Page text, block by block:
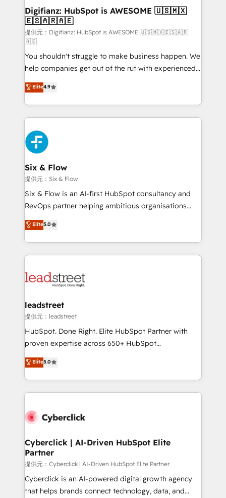
Transformation / Web Development • RevOps &
Sales Consulting • Marketing Automation What
makes us different? 🚀 Top 0.5% of global HubSpot
agencies ⚙️ The strongest technical ability and
integration capabilities 💼 Consultative, long-term
partners who will embed ourselves into your
business, processes and systems 🏢 We specialise in
working with mid-market and enterprise
organisations, global organisations and those with
complex use cases 🏆 CRM Implementation,
Platform Enablement, Custom Integration and
Onboarding Accredited 🔐 ISO27001 & ISO9001
Certified
Digifianz: HubSpot is AWESOME 🇺🇸🇲🇽
🇪🇸🇦🇷🇦🇪
提供元：Digifianz: HubSpot is AWESOME 🇺🇸🇲🇽🇪🇸🇦🇷
🇦🇪
You shouldn't struggle to make business happen. We
help companies get out of the rut with experienced,
process-oriented teams implementing HubSpot
Marketing, Sales, Service, CMS and Operations Hub,
so selling and actually engaging with your customers
feels easy and pain-free. We are a top ranked
HubSpot Elite Partner, winner of Rookie of the Year
and Customer First Awards, 4.9/5 rating in HubSpot
Reviews and 4.9/5 rating in Clutch Reviews. Digifianz
helps the following industries: logistics & 3PL, home
improvement & construction, branding and
commercialization, real estate, health, education,
SaaS, Software Dev & IT and consulting, make the
the United States, EU, UAE, Mexico and Latin
America. From casual user to super fan: make
Elite4.9
Six & Flow
提供元：Six & Flow
Six & Flow is an AI-first HubSpot consultancy and
RevOps partner helping ambitious organisations
grow with clarity, confidence, and intelligence.
Operating across the UK, Netherlands, Ireland, and
Canada, we’ve delivered thousands of successful
HubSpot projects for mid-market and enterprise
combine HubSpot, data, and AI to design connected
and technology for predictable, scalable revenue
growth. Our expertise spans RevOps, CRM and data
architecture, AI enablement, and strategic marketing,
delivered through our proprietary FLAIR framework
Partner and ISO 27001:2022 certified consultancy,
we blend strategy, creativity, and technology to help
Elite5.0
leadstreet
提供元：leadstreet
HubSpot. Done Right. Elite HubSpot Partner with
proven expertise across 650+ HubSpot
implementations. With 12+ years of HubSpot
experience, we help you use the HubSpot platform
to its fullest capacity, improve your current HubSpot
website, or build your new one.
Elite5.0
Cyberclick | AI-Driven HubSpot Elite
Partner
提供元：Cyberclick | AI-Driven HubSpot Elite Partner
Cyberclick is an AI-powered digital growth agency
that helps brands connect technology, data, and